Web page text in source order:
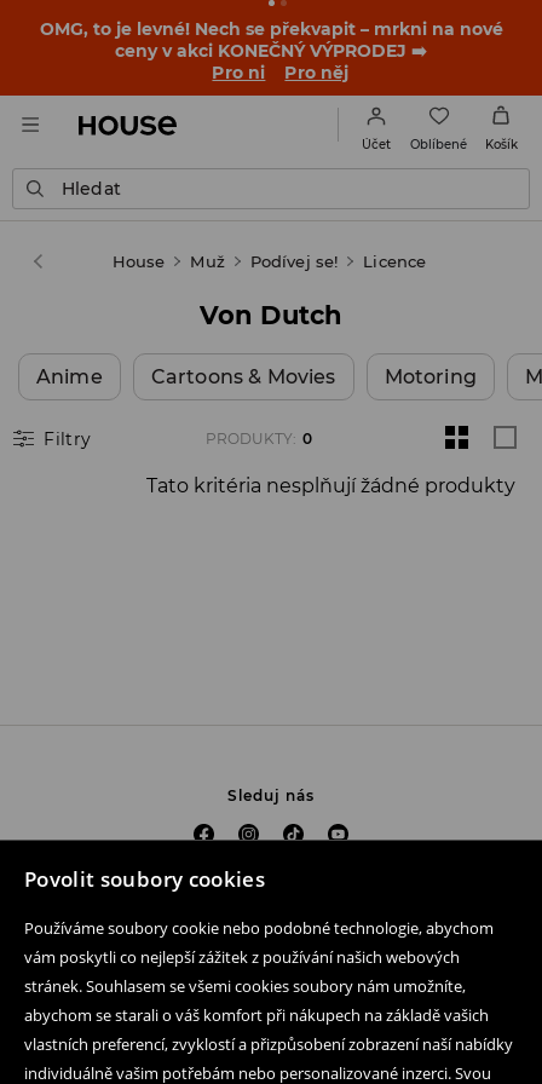
Povolit soubory cookies
Používáme soubory cookie nebo podobné technologie, abychom
vám poskytli co nejlepší zážitek z používání našich webových
stránek. Souhlasem se všemi cookies soubory nám umožníte,
abychom se starali o váš komfort při nákupech na základě vašich
vlastních preferencí, zvyklostí a přizpůsobení zobrazení naší nabídky
individuálně vašim potřebám nebo personalizované inzerci. Svou
OMG, to je levné! Nech se překvapit – mrkni na nové
ceny v akci KONEČNÝ VÝPRODEJ ➡️
Pro ni
Pro něj
Účet Oblíbené Košík
Hledat
House Muž Podívej se! Licence
Von Dutch
Anime Cartoons & Movies Motoring
Filtry PRODUKTY: 0
Tato kritéria nesplňují žádné produkty
Sleduj nás
Pomoc a kontakt
Mobilní aplikaci
Obchodní podmínky a ochrana osobních údajů